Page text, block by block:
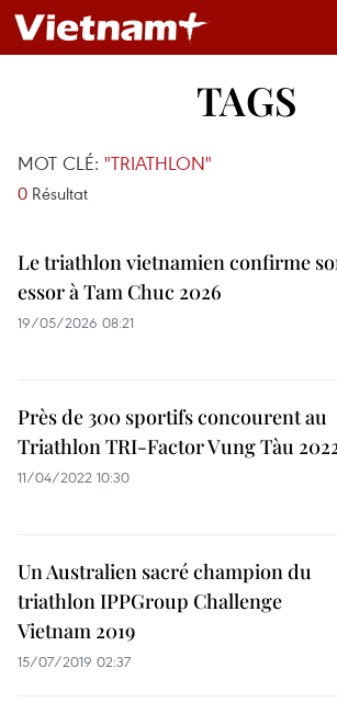
TAGS
MOT CLÉ: "TRIATHLON"
0 Résultat
Le triathlon vietnamien confirme
essor à Tam Chuc 2026
19/05/2026 08:21
Près de 300 sportifs concourent au
Triathlon TRI-Factor Vung Tàu
11/04/2022 10:30
Un Australien sacré champion du
triathlon IPPGroup Challenge
Vietnam 2019
15/07/2019 02:37